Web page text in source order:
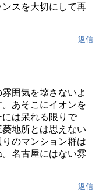
スを大切にして再
返信
囲気を壊さないよ
あそこにイオンを
は呆れる限りで
地所とは思えない
のマンション群は
名古屋にはない雰
返信